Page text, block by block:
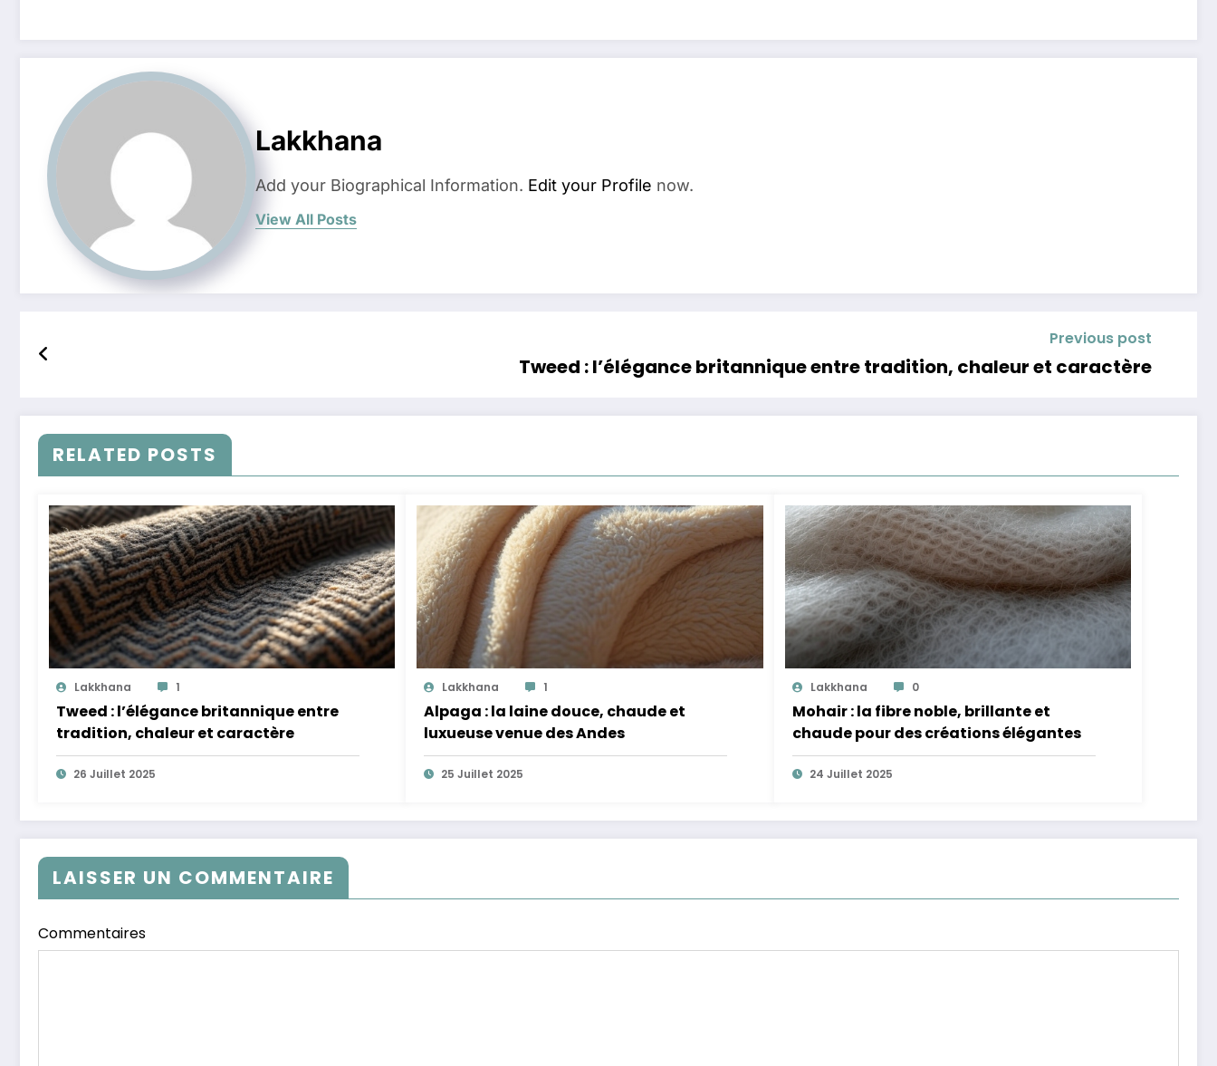
Lakkhana
Add your Biographical Information. Edit your Profile now.
View All Posts
Previous post
Tweed : l’élégance britannique entre tradition, chaleur et caractère
RELATED POSTS
Lakkhana 1
Tweed : l’élégance britannique entre
tradition, chaleur et caractère
26 Juillet 2025
Lakkhana 1
Alpaga : la laine douce, chaude et
luxueuse venue des Andes
25 Juillet 2025
Lakkhana 0
Mohair : la fibre noble, brillante et
chaude pour des créations élégantes
24 Juillet 2025
LAISSER UN COMMENTAIRE
Commentaires